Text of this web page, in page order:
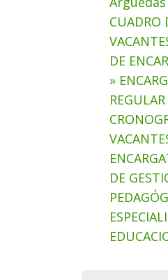
CUADRO
DE
»
REGULAR
DE